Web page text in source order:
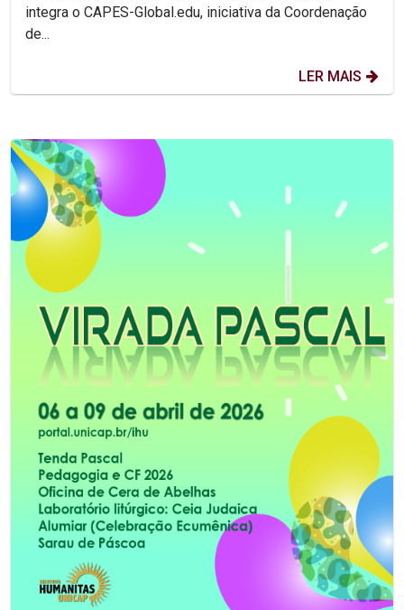
integra o CAPES-Global.edu, iniciativa da Coordenação
de...
LER MAIS